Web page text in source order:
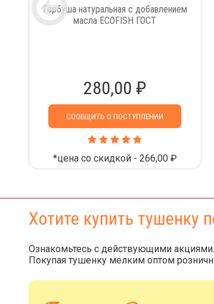
Горбуша натуральная с добавлением
масла ECOFISH ГОСТ
280,00 ₽
СООБЩИТЬ О ПОСТУПЛЕНИИ
*цена со скидкой - 266,00 ₽
Хотите купить тушенку
Ознакомьтесь с действующими акциями.
Покупая тушенку мелким оптом